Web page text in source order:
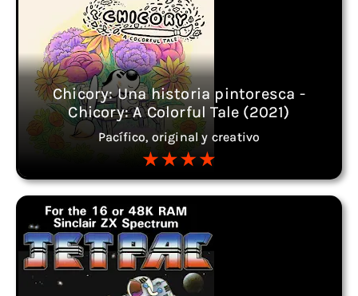
Chicory: Una historia pintoresca -
Chicory: A Colorful Tale (2021)
Pacífico, original y creativo